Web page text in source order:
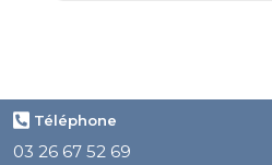
Téléphone
03 26 67 52 69